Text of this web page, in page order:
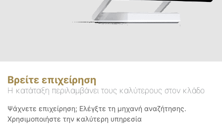
Βρείτε επιχείρηση
Η κατάταξη περιλαμβάνει τους καλύτερους στον κλάδο
Ψάχνετε επιχείρηση; Ελέγξτε τη μηχανή αναζήτησης.
Χρησιμοποιήστε την καλύτερη υπηρεσία